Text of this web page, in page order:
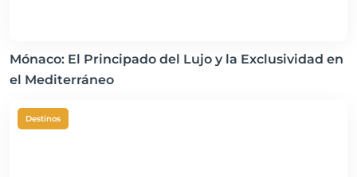
Mónaco: El Principado del Lujo y la Exclusividad en
el Mediterráneo
Destinos